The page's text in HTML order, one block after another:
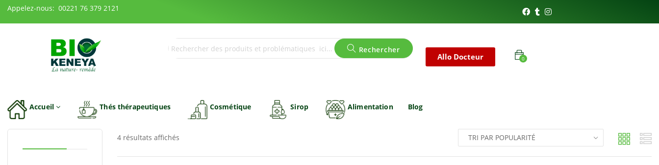
Appelez-nous: 00221 76 379 2121
Rechercher
Allo Docteur 0
Accueil Thés thérapeutiques Cosmétique Sirop Alimentation Blog
4 résultats affichés